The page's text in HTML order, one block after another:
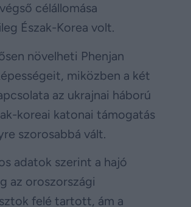
célállomása
Észak-Korea volt.
növelheti Phenjan
miközben a két
az ukrajnai háború
koreai katonai támogatás
szorosabbá vált.
adatok szerint a hajó
az oroszországi
felé tartott, ám a